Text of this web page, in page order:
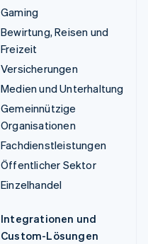
Gaming
Bewirtung, Reisen und
Freizeit
Versicherungen
Medien und Unterhaltung
Gemeinnützige
Organisationen
Fachdienstleistungen
Öffentlicher Sektor
Einzelhandel
Integrationen und
Custom-Lösungen